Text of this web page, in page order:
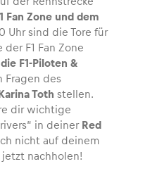
Fan Zone und dem
Uhr sind die Tore für
F1 Fan Zone
F1-Piloten &
Fragen des
Toth stellen.
dir wichtige
in deiner Red
nicht auf deinem
nachholen!